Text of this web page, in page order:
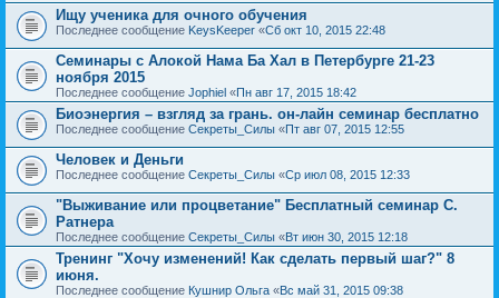
Ищу ученика для очного обучения
Последнее сообщение KeysKeeper «Сб окт 10, 2015 22:48
Семинары с Алокой Нама Ба Хал в Петербурге 21-23
ноября 2015
Последнее сообщение Jophiel «Пн авг 17, 2015 18:42
Биоэнергия – взгляд за грань. он-лайн семинар бесплатно
Последнее сообщение Секреты_Силы «Пт авг 07, 2015 12:55
Человек и Деньги
Последнее сообщение Секреты_Силы «Ср июл 08, 2015 12:33
"Выживание или процветание" Бесплатный семинар С.
Ратнера
Последнее сообщение Секреты_Силы «Вт июн 30, 2015 12:18
Тренинг "Хочу изменений! Как сделать первый шаг?" 8
июня.
Последнее сообщение Кушнир Ольга «Вс май 31, 2015 09:38